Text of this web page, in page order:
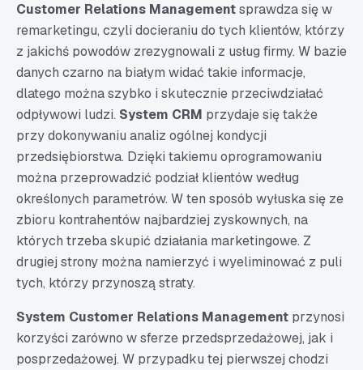
Customer Relations Managementsprawdza się w
remarketingu, czyli docieraniu do tych klientów, którzy
z jakichś powodów zrezygnowali z usług firmy. W bazie
danych czarno na białym widać takie informacje,
dlatego można szybko i skutecznie przeciwdziałać
odpływowi ludzi. System CRM przydaje się także
przy dokonywaniu analiz ogólnej kondycji
przedsiębiorstwa. Dzięki takiemu oprogramowaniu
można przeprowadzić podział klientów według
określonych parametrów. W ten sposób wyłuska się ze
zbioru kontrahentów najbardziej zyskownych, na
których trzeba skupić działania marketingowe. Z
drugiej strony można namierzyć i wyeliminować z puli
tych, którzy przynoszą straty.
System Customer Relations Management przynosi
korzyści zarówno w sferze przedsprzedażowej, jak i
posprzedażowej. W przypadku tej pierwszej chodzi